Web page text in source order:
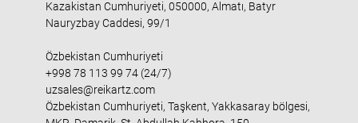
Kazakistan Cumhuriyeti, 050000, Almatı, Batyr
Nauryzbay Caddesi, 99/1
Özbekistan Cumhuriyeti
+998 78 113 99 74 (24/7)
uzsales@reikartz.com
Özbekistan Cumhuriyeti, Taşkent, Yakkasaray bölgesi,